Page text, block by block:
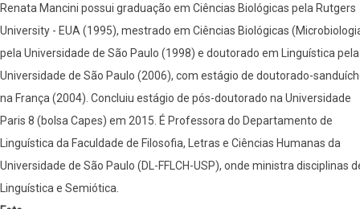
Renata Mancini possui graduação em Ciências Biológicas pela Rutgers
University - EUA (1995), mestrado em Ciências Biológicas
pela Universidade de São Paulo (1998) e doutorado em Linguística pela
Universidade de São Paulo (2006), com estágio de doutorado-
na França (2004). Concluiu estágio de pós-doutorado na Universidade
Paris 8 (bolsa Capes) em 2015. É Professora do Departamento de
Linguística da Faculdade de Filosofia, Letras e Ciências Humanas da
Universidade de São Paulo (DL-FFLCH-USP), onde ministra disciplinas
Linguística e Semiótica.